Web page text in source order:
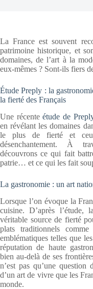
La France est souvent
patrimoine historique, et
domaines, de l’art à la
eux-mêmes ? Sont-ils fiers
Étude Preply : la
la fierté des Français
Une récenteétude de
en révélant les domaines
le plus de fierté et
désenchantement. À
découvrons ce qui fait
patrie… et ce qui les fait
La gastronomie : un art
Lorsque l’on évoque la
cuisine. D’après l’étude,
véritable source de fierté
plats traditionnels
emblématiques telles que
réputation de haute
bien au-delà de ses
n’est pas qu’une
d’un art de vivre que les
monde.